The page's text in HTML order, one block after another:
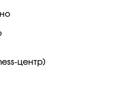
центр)